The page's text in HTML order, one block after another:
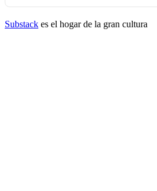
Substack es el hogar de la gran cultura